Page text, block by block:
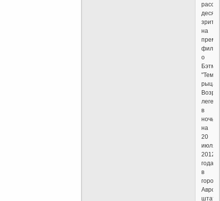
на
о
в
ночь
на
20
июля
2012
года
в
городе
штата